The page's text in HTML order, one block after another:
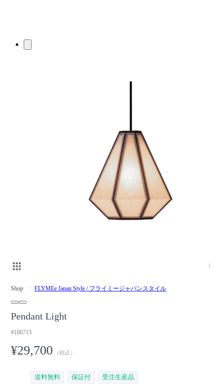
/
Shop FLYMEe Japan Style / フライミージャパンスタイル
Pendant Light
#106713
¥29,700 （税込）
送料無料 保証付 受注生産品